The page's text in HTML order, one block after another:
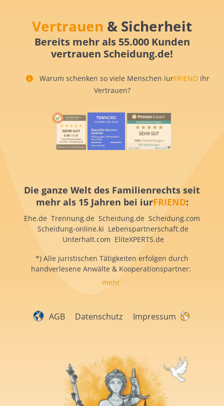
Vertrauen & Sicherheit
Bereits mehr als 55.000 Kunden
vertrauen Scheidung.de!
Warum schenken so viele Menschen iurFRIEND ihr
Vertrauen?
Die ganze Welt des Familienrechts seit
mehr als 15 Jahren bei iurFRIEND:
Ehe.de Trennung.de Scheidung.de Scheidung.com
Scheidung-online.ki Lebenspartnerschaft.de
Unterhalt.com EliteXPERTS.de
*) Alle juristischen Tätigkeiten erfolgen durch
handverlesene Anwälte & Kooperationspartner:
mehr
AGB Datenschutz Impressum